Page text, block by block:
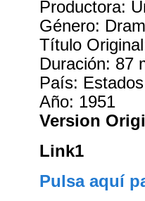
Productora:
Género:
Título
Duración: 87
País:
Año: 1951
Version
Link1
Pulsa aquí